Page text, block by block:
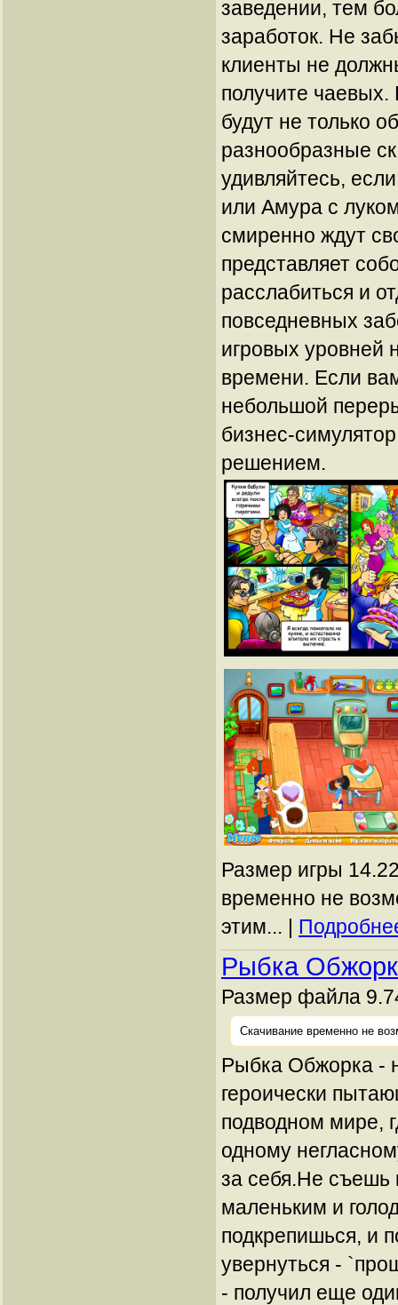
заведении, тем
заработок. Не
клиенты не
получите
будут не только
разнообразные
удивляйтесь,
или Амура с
смиренно ждут
представляет
расслабиться и
повседневных
игровых уровней
времени. Если
небольшой
бизнес-
решением.
Размер игры
временно не
этим... |
Рыбка
Размер файла
Скачивание временно не
Рыбка Обжорка -
героически
подводном мире,
одному
за себя.Не съешь
маленьким и
подкрепишься, и
увернуться -
- получил еще